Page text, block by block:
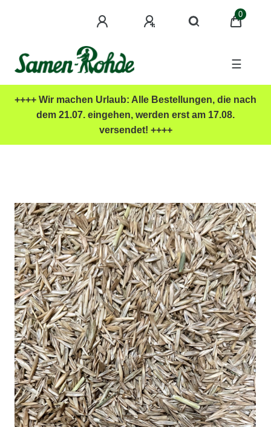
0
☰
++++ Wir machen Urlaub: Alle Bestellungen, die nach
dem 21.07. eingehen, werden erst am 17.08.
versendet! ++++